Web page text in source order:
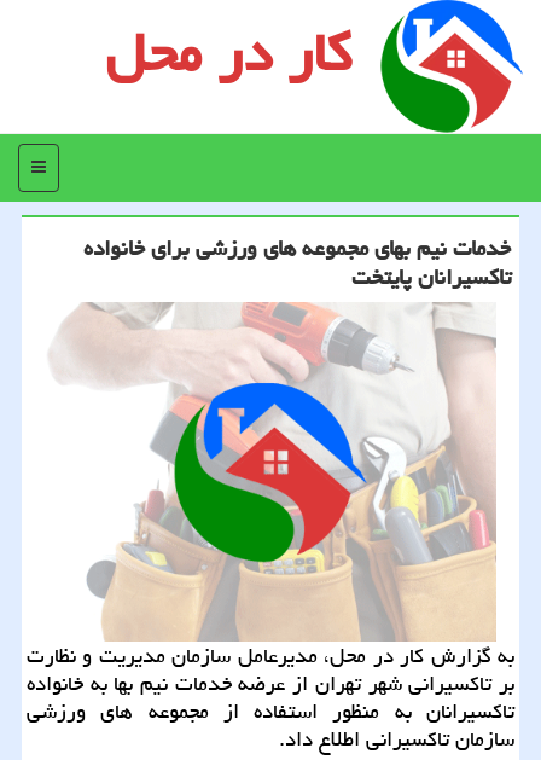
کار در محل
منو
خدمات نیم بهای مجموعه های ورزشی برای خانواده
تاکسیرانان پایتخت
به گزارش کار در محل، مدیرعامل سازمان مدیریت و نظارت
بر تاکسیرانی شهر تهران از عرضه خدمات نیم بها به خانواده
تاکسیرانان به منظور استفاده از مجموعه های ورزشی
سازمان تاکسیرانی اطلاع داد.